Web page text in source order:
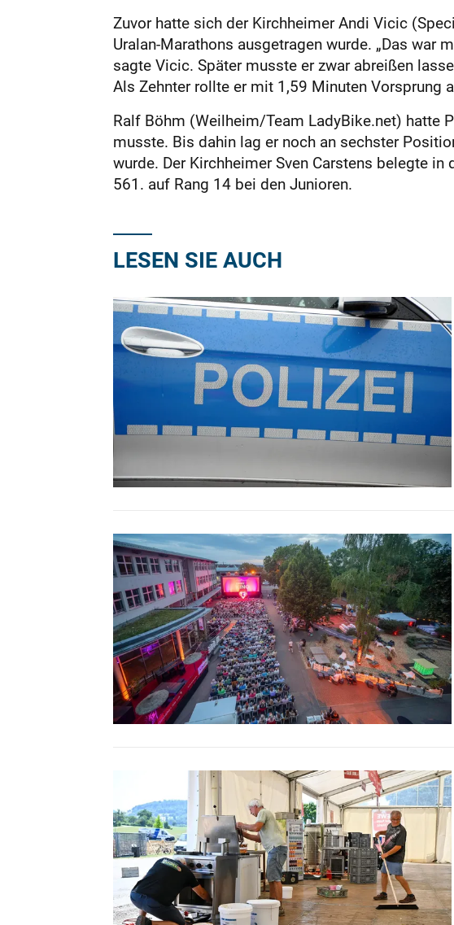
Zuvor hatte sich der Kirchheimer Andi Vicic
Uralan-Marathons ausgetragen wurde. „Das war
sagte Vicic. Später musste er zwar abreißen
Als Zehnter rollte er mit 1,59 Minuten Vorsprung
Ralf Böhm (Weilheim/Team LadyBike.net) hatte
musste. Bis dahin lag er noch an sechster
wurde. Der Kirchheimer Sven Cars­tens belegte
561. auf Rang 14 bei den Junioren.
LESEN SIE AUCH